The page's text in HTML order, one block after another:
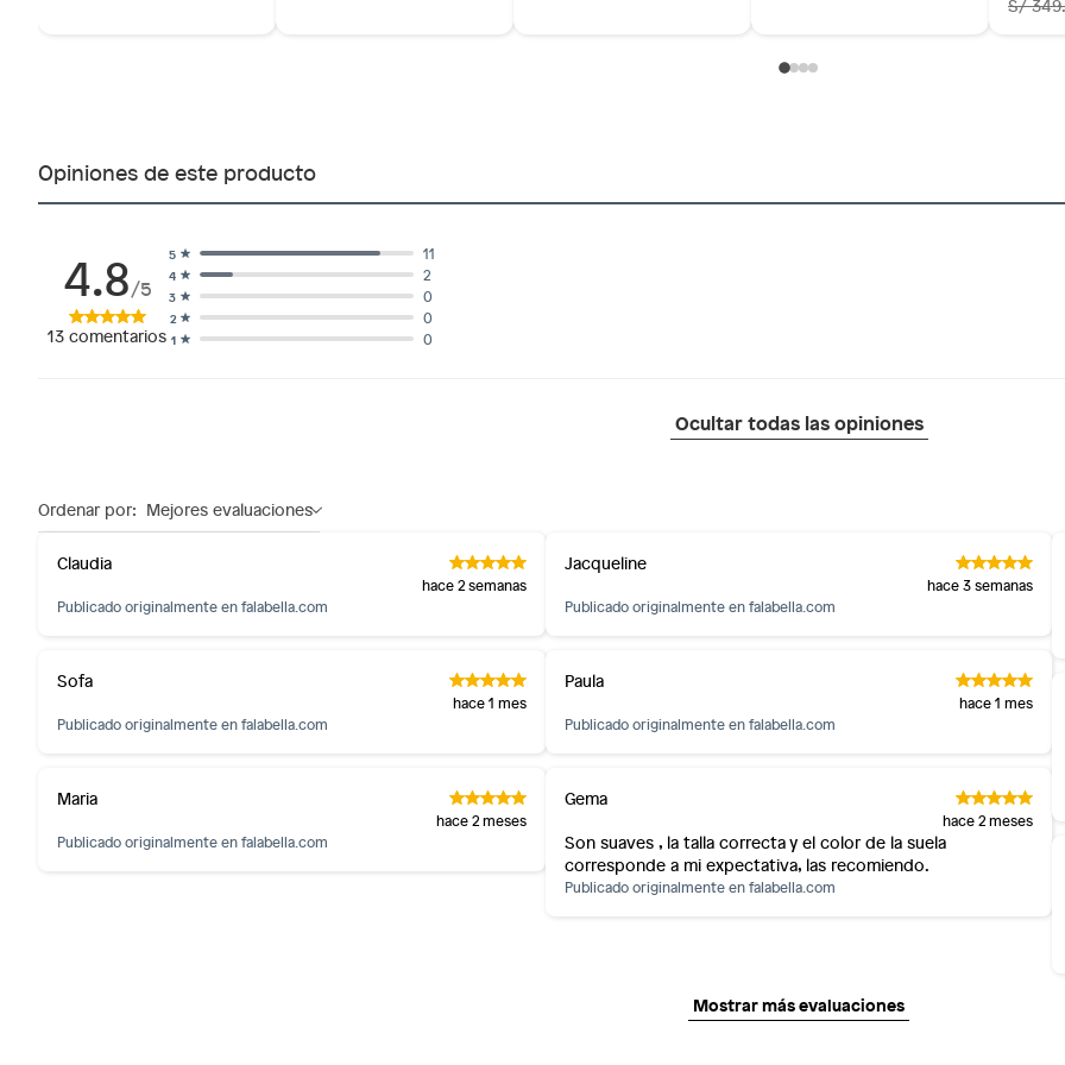
S/
Opiniones de este producto
4.8/5
13 comentarios 1 0
2 0
3 0
4 2
5 11
Ocultar todas las opiniones
Ordenar por: Mejores evaluaciones
Claudia
hace 2 semanas
Publicado originalmente enfalabella.com
Sofa
hace 1 mes
Publicado originalmente enfalabella.com
Maria
hace 2 meses
Publicado originalmente enfalabella.com
Jacqueline
hace 3 semanas
Publicado originalmente enfalabella.com
Paula
hace 1 mes
Publicado originalmente enfalabella.com
Gema
hace 2 meses
Son suaves , la talla correcta y el color de la suela
corresponde a mi expectativa, las recomiendo.
Publicado originalmente enfalabella.com
Mostrar más evaluaciones